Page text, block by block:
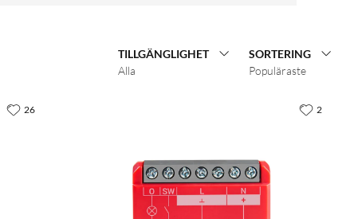
TILLGÄNGLIGHET
Alla
SORTERING
Populäraste
26 2